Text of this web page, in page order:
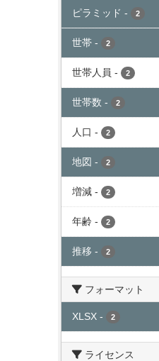
ピラミッド - 2
世帯 - 2
世帯人員 - 2
世帯数 - 2
人口 - 2
地図 - 2
増減 - 2
年齢 - 2
推移 - 2
フォーマット
XLSX - 2
ライセンス